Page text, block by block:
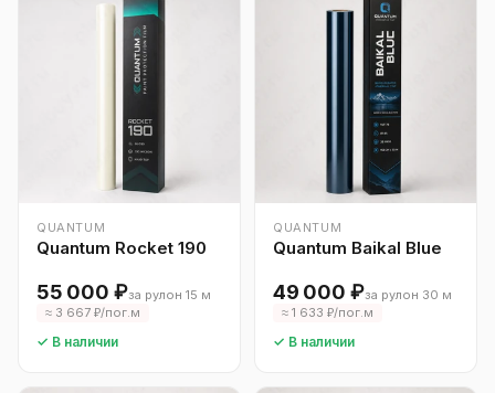
QUANTUM
Quantum Rocket 190
55 000 ₽за рулон 15 м
≈ 3 667 ₽/пог.м
✓ В наличии
QUANTUM
Quantum Baikal Blue
49 000 ₽за рулон 30 м
≈ 1 633 ₽/пог.м
✓ В наличии